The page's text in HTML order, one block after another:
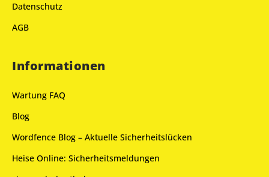
Datenschutz
AGB
Informationen
Wartung FAQ
Blog
Wordfence Blog – Aktuelle Sicherheitslücken
Heise Online: Sicherheitsmeldungen